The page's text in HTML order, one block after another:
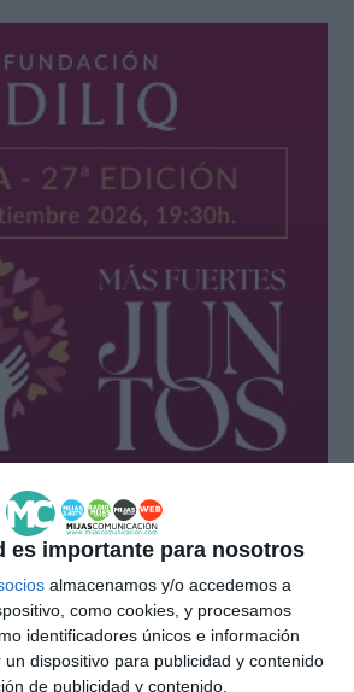
es importante para nosotros
almacenamos y/o accedemos a
como cookies, y procesamos
identificadores únicos e información
dispositivo para publicidad y contenido
de publicidad y contenido,